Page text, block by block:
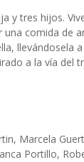
y tres hijos.
comida de
llevándosela
a la vía del
Marcela
Portillo,